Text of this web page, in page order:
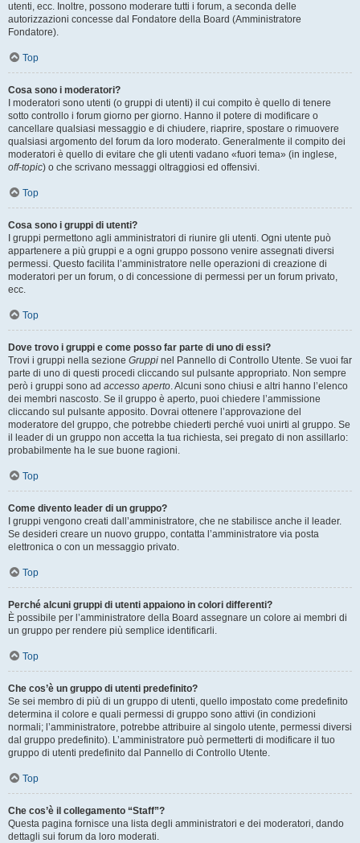
utenti, ecc. Inoltre, possono moderare tutti i forum, a seconda delle
autorizzazioni concesse dal Fondatore della Board (Amministratore
Fondatore).
Top
Cosa sono i moderatori?
I moderatori sono utenti (o gruppi di utenti) il cui compito è quello di tenere
sotto controllo i forum giorno per giorno. Hanno il potere di modificare o
cancellare qualsiasi messaggio e di chiudere, riaprire, spostare o rimuovere
qualsiasi argomento del forum da loro moderato. Generalmente il compito dei
moderatori è quello di evitare che gli utenti vadano «fuori tema» (in inglese,
off-topic) o che scrivano messaggi oltraggiosi ed offensivi.
Top
Cosa sono i gruppi di utenti?
I gruppi permettono agli amministratori di riunire gli utenti. Ogni utente può
appartenere a più gruppi e a ogni gruppo possono venire assegnati diversi
permessi. Questo facilita l’amministratore nelle operazioni di creazione di
moderatori per un forum, o di concessione di permessi per un forum privato,
ecc.
Top
Dove trovo i gruppi e come posso far parte di uno di essi?
Trovi i gruppi nella sezione Gruppi nel Pannello di Controllo Utente. Se vuoi far
parte di uno di questi procedi cliccando sul pulsante appropriato. Non sempre
però i gruppi sono ad accesso aperto. Alcuni sono chiusi e altri hanno l’elenco
dei membri nascosto. Se il gruppo è aperto, puoi chiedere l’ammissione
cliccando sul pulsante apposito. Dovrai ottenere l’approvazione del
moderatore del gruppo, che potrebbe chiederti perché vuoi unirti al gruppo. Se
il leader di un gruppo non accetta la tua richiesta, sei pregato di non assillarlo:
probabilmente ha le sue buone ragioni.
Top
Come divento leader di un gruppo?
I gruppi vengono creati dall’amministratore, che ne stabilisce anche il leader.
Se desideri creare un nuovo gruppo, contatta l’amministratore via posta
elettronica o con un messaggio privato.
Top
Perché alcuni gruppi di utenti appaiono in colori differenti?
È possibile per l’amministratore della Board assegnare un colore ai membri di
un gruppo per rendere più semplice identificarli.
Top
Che cos’è un gruppo di utenti predefinito?
Se sei membro di più di un gruppo di utenti, quello impostato come predefinito
determina il colore e quali permessi di gruppo sono attivi (in condizioni
normali; l’amministratore, potrebbe attribuire al singolo utente, permessi diversi
dal gruppo predefinito). L’amministratore può permetterti di modificare il tuo
gruppo di utenti predefinito dal Pannello di Controllo Utente.
Top
Che cos’è il collegamento “Staff”?
Questa pagina fornisce una lista degli amministratori e dei moderatori, dando
dettagli sui forum da loro moderati.